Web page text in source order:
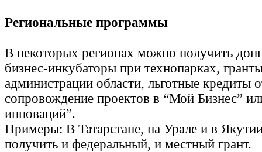
Региональные программы
В некоторых регионах можно получить
бизнес-инкубаторы при технопарках,
администрации области, льготные
сопровождение проектов в “Мой Бизнес”
инноваций”.
Примеры: В Татарстане, на Урале и в
получить и федеральный, и местный грант.